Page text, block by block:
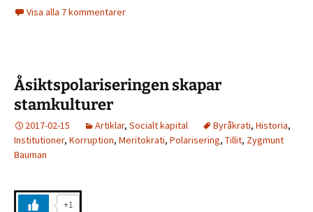
Visa alla 7 kommentarer
Åsiktspolariseringen skapar
stamkulturer
2017-02-15 Artiklar, Socialt kapital Byråkrati, Historia,
Institutioner, Korruption, Meritokrati, Polarisering, Tillit, Zygmunt
Bauman
+1